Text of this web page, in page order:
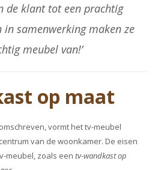
de klant tot een prachtig
in samenwerking maken ze
meubel van!’
op maat
vormt het tv-meubel
van de woonkamer. De eisen
meubel, zoals een tv-wandkast op